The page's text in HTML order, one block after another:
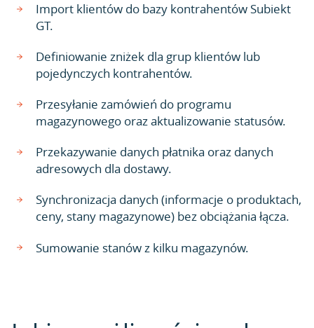
Import klientów do bazy kontrahentów Subiekt
GT.
Definiowanie zniżek dla grup klientów lub
pojedynczych kontrahentów.
Przesyłanie zamówień do programu
magazynowego oraz aktualizowanie statusów.
Przekazywanie danych płatnika oraz danych
adresowych dla dostawy.
Synchronizacja danych (informacje o produktach,
ceny, stany magazynowe) bez obciążania łącza.
Sumowanie stanów z kilku magazynów.